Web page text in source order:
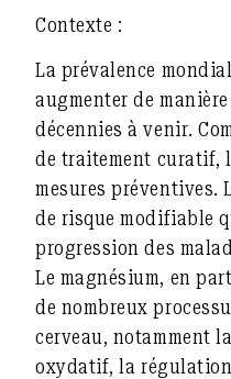
Contexte :
La prévalence
augmenter de
décennies à venir.
de traitement curatif,
mesures
de risque modifiable
progression des
Le magnésium, en
de nombreux
cerveau, notamment
oxydatif, la